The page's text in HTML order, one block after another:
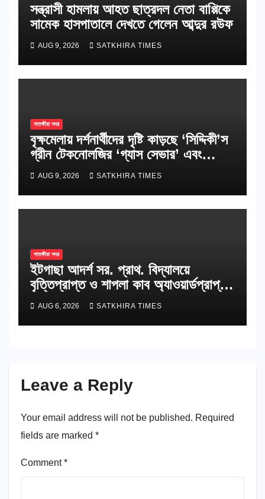
সন্ত্রাসী হামলায় আহত ছাত্রদল নেতা বাপ্পিকে
সামেক হাসপাতালে দেখতে গেলেন আব্দুর রউফ
AUG 9, 2026 SATKHIRA TIMES
সাতক্ষীরা সদর
বৃক্ষমেলায় দর্শনার্থীদের দৃষ্টি কাড়ছে ‘সিদ্দিকী’স
গ্রীন টেকনোলজির ‘গ্যাস সেভার’ এবং
পরিবেশবান্ধব রান্নার উদ্ভাবন
AUG 9, 2026 SATKHIRA TIMES
সাতক্ষীরা সদর
ইটগাছা আদর্শ সর. প্রাথ. বিদ্যালয়ে
বৃত্তিপ্রাপ্ত ও শাপলা কাব অ্যাওয়ার্ডপ্রাপ্ত
শিক্ষার্থীদের সংবর্ধনা
AUG 6, 2026 SATKHIRA TIMES
Leave a Reply
Your email address will not be published. Required
fields are marked *
Comment*